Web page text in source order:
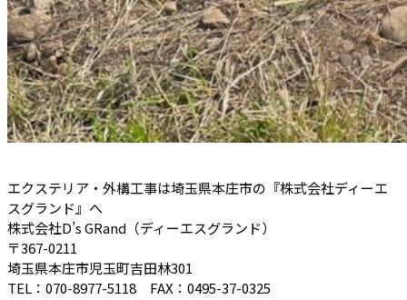
エクステリア・外構工事は埼玉県本庄市の『株式会社ディーエ
スグランド』へ
株式会社D’s GRand（ディーエスグランド）
〒367-0211
埼玉県本庄市児玉町吉田林301
TEL：070-8977-5118 FAX：0495-37-0325